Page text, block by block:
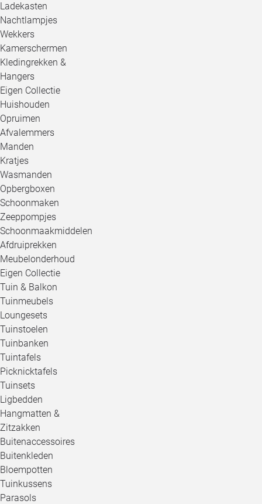
Ladekasten
Nachtlampjes
Wekkers
Kamerschermen
Kledingrekken &
Hangers
Eigen Collectie
Huishouden
Opruimen
Afvalemmers
Manden
Kratjes
Wasmanden
Opbergboxen
Schoonmaken
Zeeppompjes
Schoonmaakmiddelen
Afdruiprekken
Meubelonderhoud
Eigen Collectie
Tuin & Balkon
Tuinmeubels
Loungesets
Tuinstoelen
Tuinbanken
Tuintafels
Picknicktafels
Tuinsets
Ligbedden
Hangmatten &
Zitzakken
Buitenaccessoires
Buitenkleden
Bloempotten
Tuinkussens
Parasols